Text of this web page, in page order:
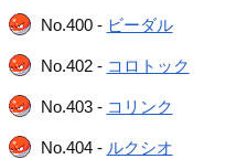
No.400 - ビーダル
No.402 - コロトック
No.403 - コリンク
No.404 - ルクシオ